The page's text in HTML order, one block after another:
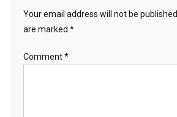
Your email address will not be published.
are marked *
Comment*